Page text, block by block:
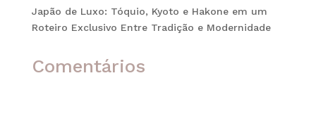
Japão de Luxo: Tóquio, Kyoto e Hakone em um
Roteiro Exclusivo Entre Tradição e Modernidade
Comentários